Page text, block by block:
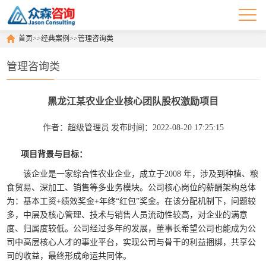
首页>>经典案例>>管理咨询类
管理咨询类
黑龙江某农业企业核心团队股权激励项目
作者：超级管理员 发布时间：2022-08-20 17:25:15
项目背景与目标：
该企业是一家综合性农业企业，成立于2008 年，涉及到种植、粮
食贸易、深加工、销售等多业务模块。公司核心岗位的薪酬架构总体
为：基本工资+绩效奖金+年终“红包”奖金。在该分配机制下，问题较
多，中层及核心管理、技术与销售人员流动性较高，对企业的满意
度、归属度较低。公司经过多年的发展，董事长希望公司也能成为公
司中高层核心人才的事业平台，实现公司与骨干的利益捆绑，共享公
司的收益，最终形成命运共同体。